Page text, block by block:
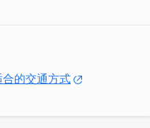
官的热情，让这座百年老
。
的交通方式